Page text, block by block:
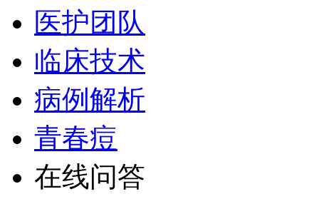
医护团队
临床技术
病例解析
青春痘
在线问答